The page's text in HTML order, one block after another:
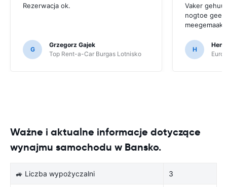
Rezerwacja ok.
G
Grzegorz Gajek
Top Rent-a-Car Burgas Lotnisko
Vaker
nogtoe
meegemaakt.
H
Ważne i aktualne informacje dotyczące
wynajmu samochodu w Bansko.
🚙 Liczba wypożyczalni 3